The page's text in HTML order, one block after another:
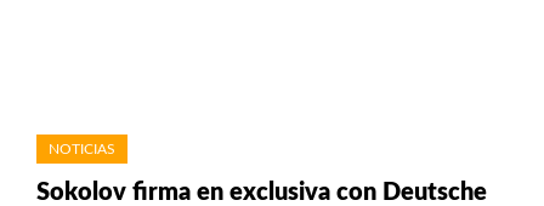
NOTICIAS
Sokolov firma en exclusiva con Deutsche